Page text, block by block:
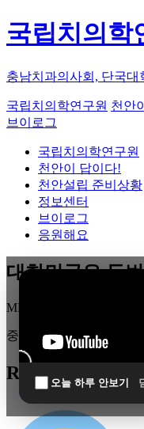
국립치의학
충남치과의사회, 단국
국립치의학연구원 천안
브이로그
국립치의학연구원
천안이 답이다!
천안설립 준비상황
정보센터
브이로그
응원해요
오늘 하루 안보기
대한민국은 두
MEGA
중부권 전체를 잇는 연
R&D 남방한계